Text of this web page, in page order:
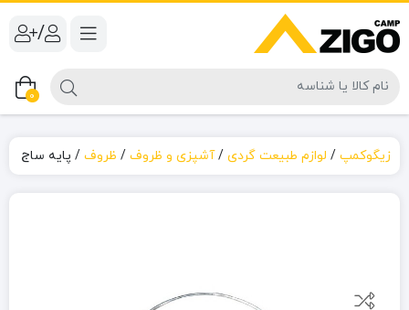
/
0
زیگوکمپ / لوازم طبیعت گردی /آشپزی و ظروف / ظروف / پایه ساج